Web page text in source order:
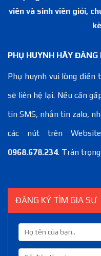
viên và sinh viên giỏi,
PHỤ HUYNH HÃY ĐĂNG
Phụ huynh vui lòng điền
sẽ liên hệ lại. Nếu cần
tin SMS, nhắn tin zalo,
các nút trên
0968.678.234. Trân
ĐĂNG KÝ TÌM GIA SƯ